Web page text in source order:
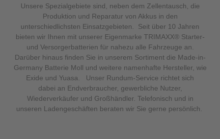
Unsere Spezialgebiete sind, neben dem Zellentausch, die
Produktion und Reparatur von Akkus in den
unterschiedlichsten Einsatzgebieten. Seit über 10 Jahren
bieten wir Ihnen mit unserer Eigenmarke TRIMAXX® Starter-
und Versorgerbatterien für nahezu alle Fahrzeuge an.
Darüber hinaus finden Sie in unserem Sortiment die Made-in-
Germany Batterie Moll und weitere namenhafte Hersteller, wie
Exide und Yuasa. Unser Rundum-Service richtet sich
dabei an Endverbraucher, gewerbliche Nutzer,
Wiederverkäufer und Großhändler. Telefonisch und in
unseren Ladengeschäften beraten wir Sie gerne persönlich.